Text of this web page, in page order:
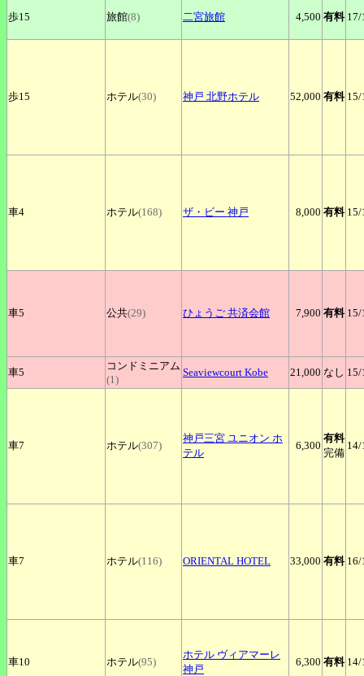
歩15 旅館(8) 二宮旅館 4,500 有料 17/
歩15 ホテル(30) 神戸 北野ホテル 52,000 有料 15/
車4 ホテル(168) ザ ・ビー 神戸 8,000 有料 15/
車5 公共(29) ひょうご 共済会館 7,900 有料 15/
車5
コンドミニアム
(1)
Seaviewcourt Kobe 21,000 なし 15/
車7 ホテル(307)
神戸三宮 ユニオン ホ
テル
6,300
有料
完備
14/
車7 ホテル(116) ORIENTAL HOTEL 33,000 有料 16/
車10 ホテル(95)
ホテル ヴィアマーレ
神戸
6,300 有料 14/